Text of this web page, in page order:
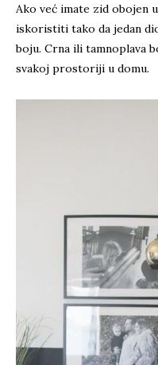
Ako već imate zid obojen
iskoristiti tako da jedan
boju. Crna ili tamnoplava
svakoj prostoriji u domu.